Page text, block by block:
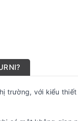
trường, với kiểu